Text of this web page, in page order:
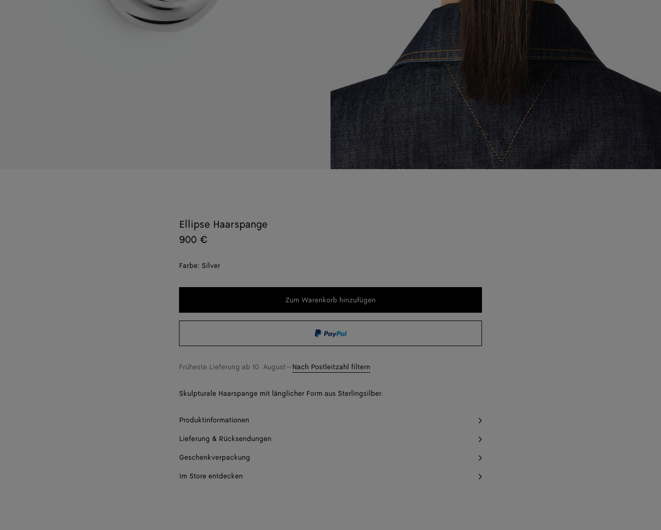
Ellipse Haarspange
900 €
Farbe: Silver
Zum
Zum Warenkorb hinzufügen
Bitte
eine
Größe
Früheste Lieferung ab 10. August—Nach Postleitzahl filtern
Skulpturale Haarspange mit länglicher Form aus Sterlingsilber.
Produktinformationen
Lieferung & Rücksendungen
Geschenkverpackung
Im Store entdecken